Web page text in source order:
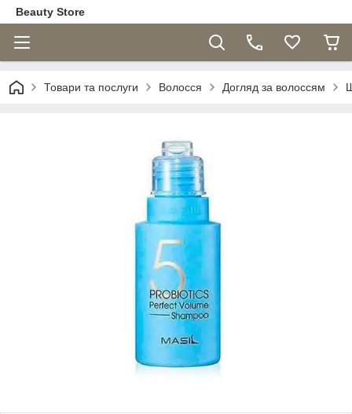
Beauty Store
Товари та послуги Волосся Догляд за волоссям